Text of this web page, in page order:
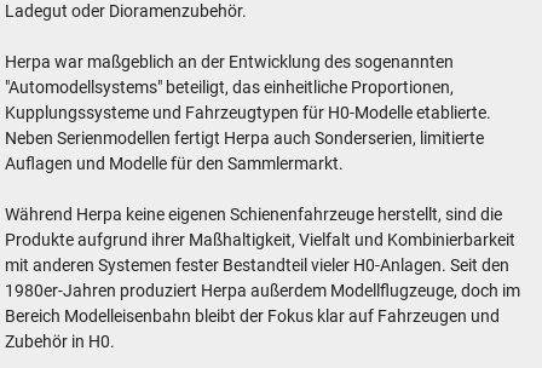
Ladegut oder Dioramenzubehör.
Herpa war maßgeblich an der Entwicklung des sogenannten
"Automodellsystems" beteiligt, das einheitliche Proportionen,
Kupplungssysteme und Fahrzeugtypen für H0-Modelle etablierte.
Neben Serienmodellen fertigt Herpa auch Sonderserien, limitierte
Auflagen und Modelle für den Sammlermarkt.
Während Herpa keine eigenen Schienenfahrzeuge herstellt, sind die
Produkte aufgrund ihrer Maßhaltigkeit, Vielfalt und Kombinierbarkeit
mit anderen Systemen fester Bestandteil vieler H0-Anlagen. Seit den
1980er-Jahren produziert Herpa außerdem Modellflugzeuge, doch im
Bereich Modelleisenbahn bleibt der Fokus klar auf Fahrzeugen und
Zubehör in H0.